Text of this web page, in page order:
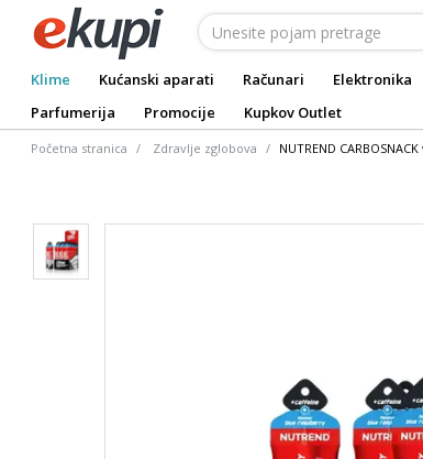
Klime Kućanski aparati Računari Elektronika
Parfumerija
Promocije Kupkov Outlet
Početna stranica Zdravlje zglobova NUTREND